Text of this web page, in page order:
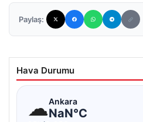
Paylaş:
Hava Durumu
☁Ankara
NaN°C